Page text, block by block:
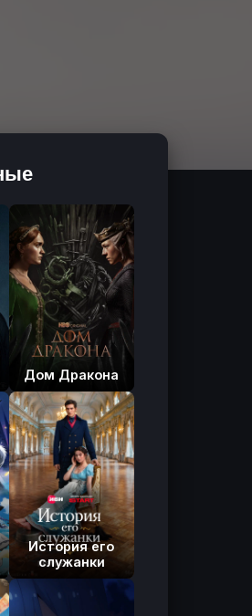
Дом Дракона
История его
служанки